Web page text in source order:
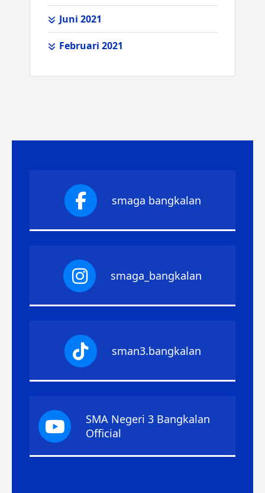
Juni 2021
Februari 2021
smaga bangkalan
smaga_bangkalan
sman3.bangkalan
SMA Negeri 3 Bangkalan
Official